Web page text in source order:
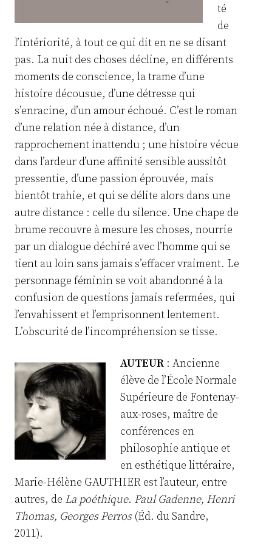
té
de
l’intériorité, à tout ce qui dit en ne se disant
pas. La nuit des choses décline, en différents
moments de conscience, la trame d’une
histoire décousue, d’une détresse qui
s’enracine, d’un amour échoué. C’est le roman
d’une relation née à distance, d’un
rapprochement inattendu ; une histoire vécue
dans l’ardeur d’une affinité sensible aussitôt
pressentie, d’une passion éprouvée, mais
bientôt trahie, et qui se délite alors dans une
autre distance : celle du silence. Une chape de
brume recouvre à mesure les choses, nourrie
par un dialogue déchiré avec l’homme qui se
tient au loin sans jamais s’effacer vraiment. Le
personnage féminin se voit abandonné à la
confusion de questions jamais refermées, qui
l’envahissent et l’emprisonnent lentement.
L’obscurité de l’incompréhension se tisse.
AUTEUR : Ancienne
élève de l’École Normale
Supérieure de Fontenay-
aux-roses, maître de
conférences en
philosophie antique et
en esthétique littéraire,
Marie-Hélène GAUTHIER est l’auteur, entre
autres, de La poéthique. Paul Gadenne, Henri
Thomas, Georges Perros(Éd. du Sandre,
2011).